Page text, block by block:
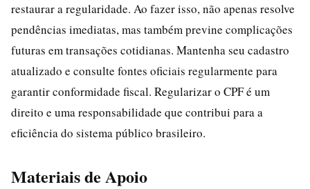
restaurar a regularidade. Ao fazer isso, não apenas resolve
pendências imediatas, mas também previne complicações
futuras em transações cotidianas. Mantenha seu cadastro
atualizado e consulte fontes oficiais regularmente para
garantir conformidade fiscal. Regularizar o CPF é um
direito e uma responsabilidade que contribui para a
eficiência do sistema público brasileiro.
Materiais de Apoio